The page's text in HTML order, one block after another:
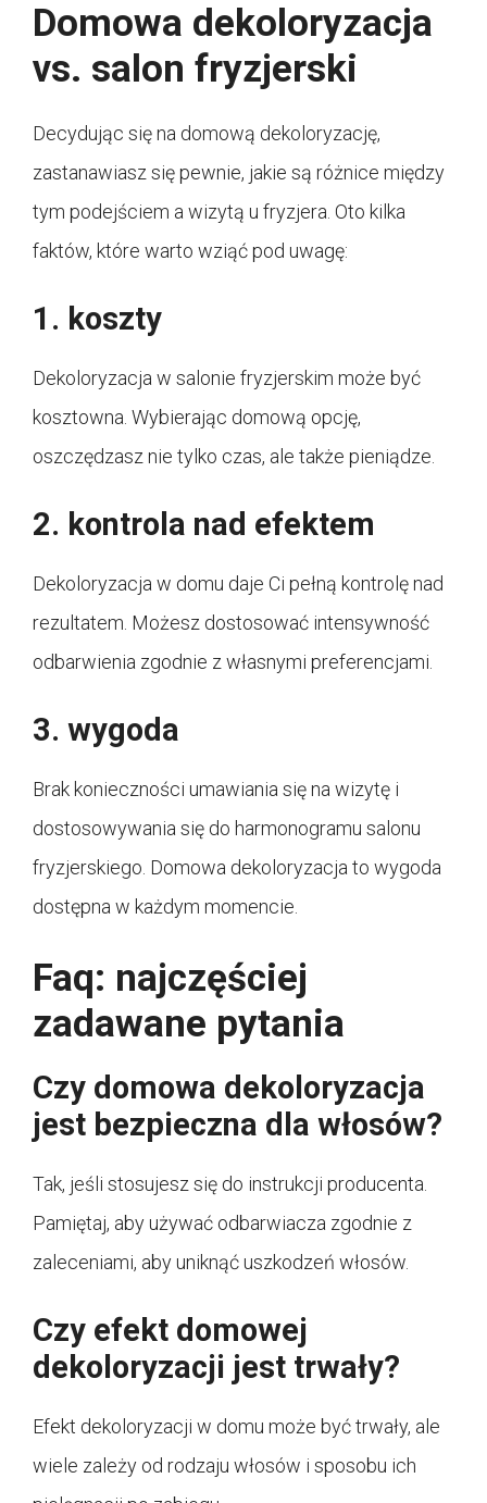
Domowa dekoloryzacja
vs. salon fryzjerski
Decydując się na domową dekoloryzację,
zastanawiasz się pewnie, jakie są różnice między
tym podejściem a wizytą u fryzjera. Oto kilka
faktów, które warto wziąć pod uwagę:
1. koszty
Dekoloryzacja w salonie fryzjerskim może być
kosztowna. Wybierając domową opcję,
oszczędzasz nie tylko czas, ale także pieniądze.
2. kontrola nad efektem
Dekoloryzacja w domu daje Ci pełną kontrolę nad
rezultatem. Możesz dostosować intensywność
odbarwienia zgodnie z własnymi preferencjami.
3. wygoda
Brak konieczności umawiania się na wizytę i
dostosowywania się do harmonogramu salonu
fryzjerskiego. Domowa dekoloryzacja to wygoda
dostępna w każdym momencie.
Faq: najczęściej
zadawane pytania
Czy domowa dekoloryzacja
jest bezpieczna dla włosów?
Tak, jeśli stosujesz się do instrukcji producenta.
Pamiętaj, aby używać odbarwiacza zgodnie z
zaleceniami, aby uniknąć uszkodzeń włosów.
Czy efekt domowej
dekoloryzacji jest trwały?
Efekt dekoloryzacji w domu może być trwały, ale
wiele zależy od rodzaju włosów i sposobu ich